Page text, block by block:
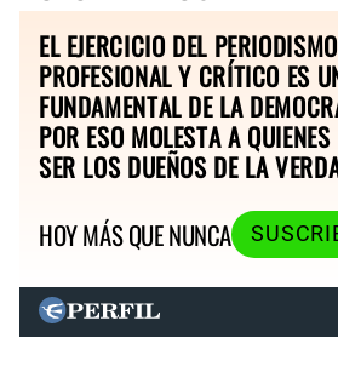
EL EJERCICIO DEL PERIODISMO
PROFESIONAL Y CRÍTICO ES
FUNDAMENTAL DE LA
POR ESO MOLESTA A QUIENES
SER LOS DUEÑOS DE LA
HOY MÁS QUE NUNCA